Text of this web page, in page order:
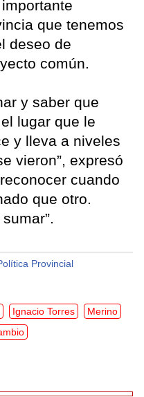
que tenemos
deseo de
común.
y saber que
lugar que le
y lleva a niveles
vieron”, expresó
cuando
que otro.
Provincial
Ignacio Torres
Merino